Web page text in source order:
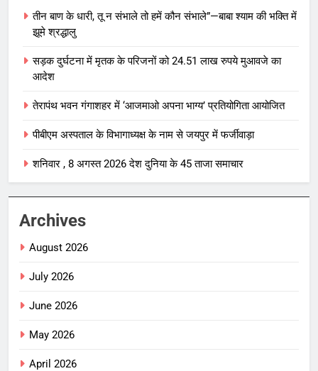
तीन बाण के धारी, तू न संभाले तो हमें कौन संभाले”—बाबा श्याम की भक्ति में
झूमे श्रद्धालु
सड़क दुर्घटना में मृतक के परिजनों को 24.51 लाख रुपये मुआवजे का
आदेश
तेरापंथ भवन गंगाशहर में ‘आजमाओ अपना भाग्य’ प्रतियोगिता आयोजित
पीबीएम अस्पताल के विभागाध्यक्ष के नाम से जयपुर में फर्जीवाड़ा
शनिवार , 8 अगस्त 2026 देश दुनिया के 45 ताजा समाचार
Archives
August 2026
July 2026
June 2026
May 2026
April 2026